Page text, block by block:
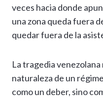
veces hacia donde
una zona queda fuera
quedar fuera de la
La tragedia
naturaleza de un
como un deber, sino